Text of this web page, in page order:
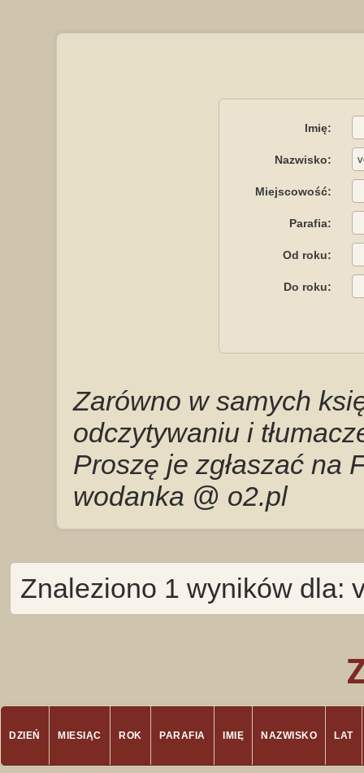
Imię:
Nazwisko:
Miejscowość:
Parafia:
Od roku:
Do roku:
Zarówno w samych
odczytywaniu i
Proszę je zgłaszać na
wodanka @ o2.pl
Znaleziono 1 wyników dla:
DZIEŃ MIESIĄC ROK PARAFIA IMIĘ NAZWISKO LAT